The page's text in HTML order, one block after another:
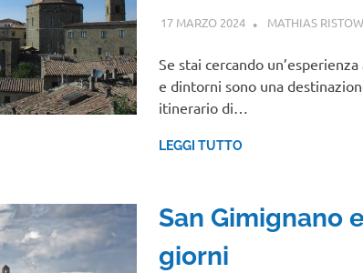
17 MARZO 2024 MATHIAS RISTOW
Se stai cercando
e dintorni sono una
itinerario di…
LEGGI TUTTO
San Gimignano
giorni